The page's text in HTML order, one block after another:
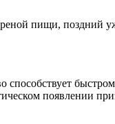
пищи, поздний
способствует
появлении